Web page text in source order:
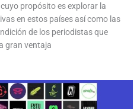
propósito es explorar la
en estos países así como las
de los periodistas que
gran ventaja